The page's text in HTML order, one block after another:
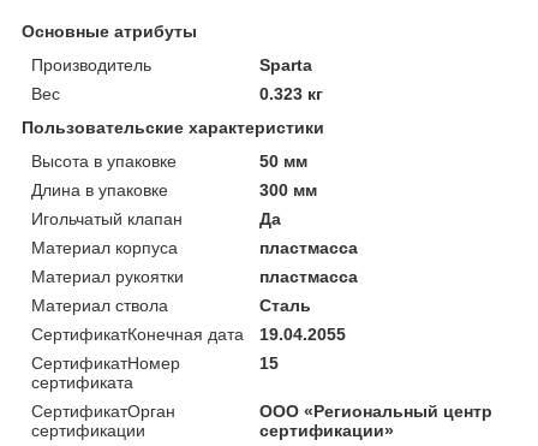
Основные атрибуты
Производитель
Sparta
Вес
0.323 кг
Пользовательские характеристики
Высота в упаковке
50 мм
Длина в упаковке
300 мм
Игольчатый клапан
Да
Материал корпуса
пластмасса
Материал рукоятки
пластмасса
Материал ствола
Сталь
СертификатКонечная дата
19.04.2055
СертификатНомер
сертификата
15
СертификатОрган
сертификации
ООО «Региональный центр
сертификации»